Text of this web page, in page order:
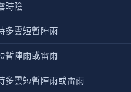
時陰
多雲短暫陣雨
暫陣雨或雷雨
多雲短暫陣雨或雷雨